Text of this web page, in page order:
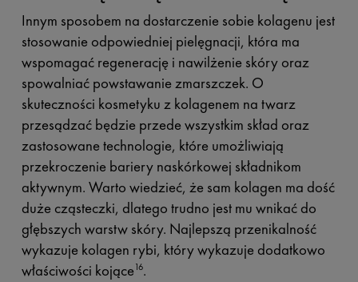
Innym sposobem na dostarczenie sobie kolagenu jest
stosowanie odpowiedniej pielęgnacji, która ma
wspomagać regenerację i nawilżenie skóry oraz
spowalniać powstawanie zmarszczek. O
skuteczności kosmetyku z kolagenem na twarz
przesądzać będzie przede wszystkim skład oraz
zastosowane technologie, które umożliwiają
przekroczenie bariery naskórkowej składnikom
aktywnym. Warto wiedzieć, że sam kolagen ma dość
duże cząsteczki, dlatego trudno jest mu wnikać do
głębszych warstw skóry. Najlepszą przenikalność
wykazuje kolagen rybi, który wykazuje dodatkowo
właściwości kojące16.